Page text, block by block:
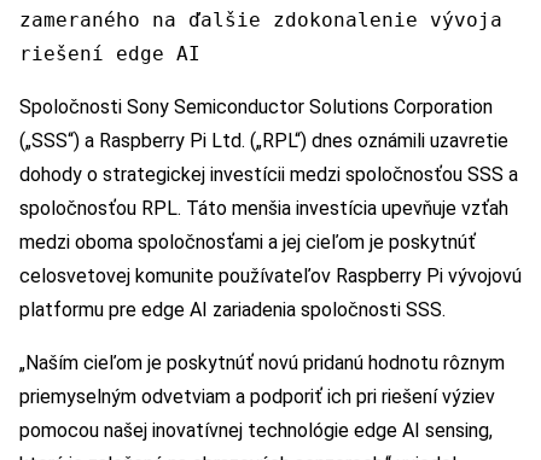
zameraného na ďalšie zdokonalenie vývoja
riešení edge AI
Spoločnosti Sony Semiconductor Solutions Corporation
(„SSS“) a Raspberry Pi Ltd. („RPL“) dnes oznámili uzavretie
dohody o strategickej investícii medzi spoločnosťou SSS a
spoločnosťou RPL. Táto menšia investícia upevňuje vzťah
medzi oboma spoločnosťami a jej cieľom je poskytnúť
celosvetovej komunite používateľov Raspberry Pi vývojovú
platformu pre edge AI zariadenia spoločnosti SSS.
„Naším cieľom je poskytnúť novú pridanú hodnotu rôznym
priemyselným odvetviam a podporiť ich pri riešení výziev
pomocou našej inovatívnej technológie edge AI sensing,